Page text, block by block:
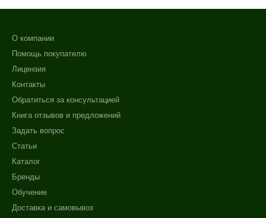
Назначение против
Результат
О компании
Помощь покупателю
Лицензия
Контакты
Обратиться за консультацией
Книга отзывов и предложений
Задать вопрос
Статьи
Каталог
Бренды
Обучение
Доставка и самовывоз